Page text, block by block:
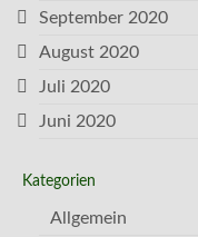
September 2020
August 2020
Juli 2020
Juni 2020
Kategorien
Allgemein